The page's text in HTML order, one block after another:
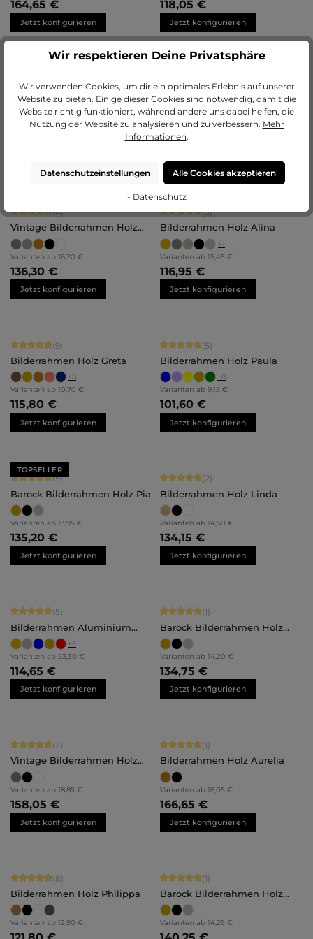
164,65 €
Jetzt konfigurieren
118,05 €
Jetzt konfigurieren
Bilderrahmen Holz Nora
Varianten ab11,05 €
Bilderrahmen Holz Antonia
Varianten ab14,50 €
112,40 €
Durchschnittliche Bewertung von 5 von 5 Sternen
(4)
Vintage Bilderrahmen Holz
Isabella
Varianten ab 16,20 €
136,30 €
Jetzt konfigurieren
Durchschnittliche Bewertung von 5
(3)
Bilderrahmen Holz Alina
+1
Varianten ab 15,45 €
116,95 €
Jetzt konfigurieren
Durchschnittliche Bewertung von 4.89 von 5 Sternen
(9)
Bilderrahmen Holz Greta
+8
Varianten ab 10,70 €
115,80 €
Jetzt konfigurieren
Durchschnittliche Bewertung von 5
(5)
Bilderrahmen Holz Paula
+8
Varianten ab 9,15 €
101,60 €
Jetzt konfigurieren
TOPSELLER
Durchschnittliche Bewertung von 5 von 5 Sternen
(5)
Barock Bilderrahmen Holz Pia
Varianten ab 13,95 €
135,20 €
Jetzt konfigurieren
Durchschnittliche Bewertung von 5
(2)
Bilderrahmen Holz Linda
Varianten ab 14,50 €
134,15 €
Jetzt konfigurieren
Durchschnittliche Bewertung von 5 von 5 Sternen
(5)
Bilderrahmen Aluminium
Luca
+5
Varianten ab 23,30 €
114,65 €
Jetzt konfigurieren
Durchschnittliche Bewertung von 5
(1)
Barock Bilderrahmen Holz
Daria
Varianten ab 14,20 €
134,75 €
Jetzt konfigurieren
Durchschnittliche Bewertung von 5 von 5 Sternen
(2)
Vintage Bilderrahmen Holz
Insa
Varianten ab 18,85 €
158,05 €
Jetzt konfigurieren
Durchschnittliche Bewertung von 5
(1)
Bilderrahmen Holz Aurelia
Varianten ab 18,05 €
166,65 €
Jetzt konfigurieren
Durchschnittliche Bewertung von 4.75 von 5 Sternen
(8)
Bilderrahmen Holz Philippa
Varianten ab 12,90 €
Durchschnittliche Bewertung von 5
(1)
Barock Bilderrahmen Holz
Stella
Varianten ab 14,25 €
Wir respektieren Deine Privatsphäre
Wir verwenden Cookies, um dir ein optimales Erlebnis auf unserer
Website zu bieten. Einige dieser Cookies sind notwendig, damit die
Website richtig funktioniert, während andere uns dabei helfen, die
Nutzung der Website zu analysieren und zu verbessern. Mehr
Informationen.
Datenschutzeinstellungen Alle Cookies akzeptieren
- Datenschutz